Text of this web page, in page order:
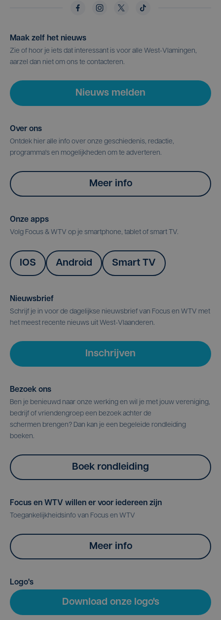
Maak zelf het nieuws
Zie of hoor je iets dat interessant is voor alle West-Vlamingen,
aarzel dan niet om ons te contacteren.
Nieuws melden
Over ons
Ontdek hier alle info over onze geschiedenis, redactie,
programma's en mogelijkheden om te adverteren.
Meer info
Onze apps
Volg Focus & WTV op je smartphone, tablet of smart TV.
IOS Android Smart TV
Nieuwsbrief
Schrijf je in voor de dagelijkse nieuwsbrief van Focus en WTV met
het meest recente nieuws uit West-Vlaanderen.
Inschrijven
Bezoek ons
Ben je benieuwd naar onze werking en wil je met jouw vereniging,
bedrijf of vriendengroep een bezoek achter de
schermen brengen? Dan kan je een begeleide rondleiding
boeken.
Boek rondleiding
Focus en WTV willen er voor iedereen zijn
Toegankelijkheidsinfo van Focus en WTV
Meer info
Logo's
Download onze logo's